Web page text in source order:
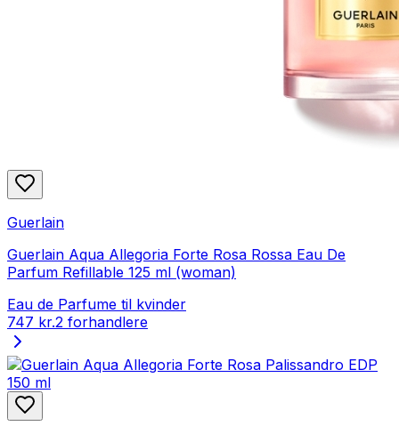
Guerlain
Guerlain Aqua Allegoria Forte Rosa Rossa Eau De
Parfum Refillable 125 ml (woman)
Eau de Parfume til kvinder
747 kr.2 forhandlere